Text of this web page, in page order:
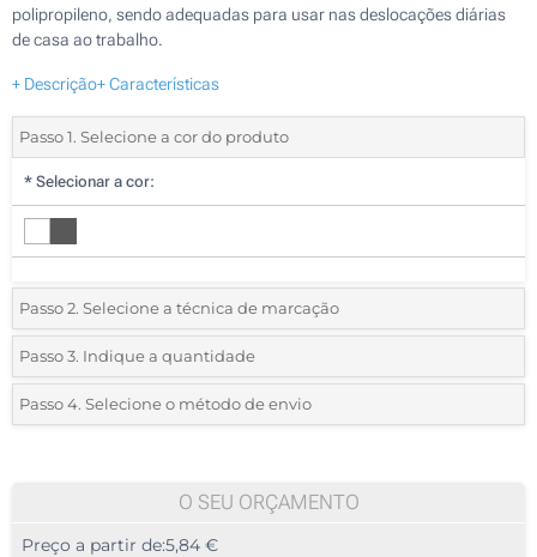
polipropileno, sendo adequadas para usar nas deslocações diárias
de casa ao trabalho.
+ Descrição+ Características
Passo 1. Selecione a cor do produto
* Selecionar a cor:
Passo 2. Selecione a técnica de marcação
*Selecione o tipo de marcação e as cores do logotipo:
1 Cor (Na tampa)
Passo 3. Indique a quantidade
*Quantidade mínima:5
10
Passo 4. Selecione o método de envio
O SEU ORÇAMENTO
Preço a partir de:5,84 €